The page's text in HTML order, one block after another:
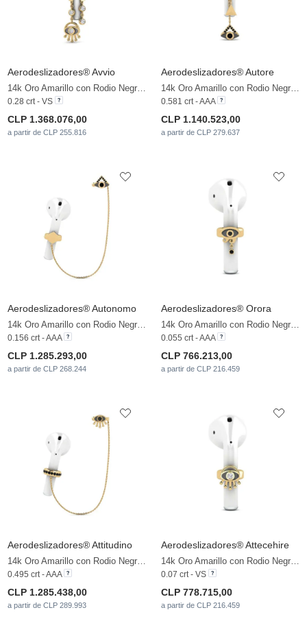
Aerodeslizadores® Avvio
14k Oro Amarillo con Rodio Negro & Diamante cultivado en laboratorio
0.28 crt - VS
CLP 1.368.076,00
a partir de CLP 255.816
Aerodeslizadores® Autore
14k Oro Amarillo con Rodio Negro & Diamante Negro
0.581 crt - AAA
CLP 1.140.523,00
a partir de CLP 279.637
Aerodeslizadores® Autonomo
14k Oro Amarillo con Rodio Negro & Diamante Negro
0.156 crt - AAA
CLP 1.285.293,00
a partir de CLP 268.244
Aerodeslizadores® Orora
14k Oro Amarillo con Rodio Negro & Diamante Negro
0.055 crt - AAA
CLP 766.213,00
a partir de CLP 216.459
Aerodeslizadores® Attitudino
14k Oro Amarillo con Rodio Negro & Diamante Negro
0.495 crt - AAA
CLP 1.285.438,00
a partir de CLP 289.993
Aerodeslizadores® Attecehire
14k Oro Amarillo con Rodio Negro & Diamante cultivado en laboratorio
0.07 crt - VS
CLP 778.715,00
a partir de CLP 216.459